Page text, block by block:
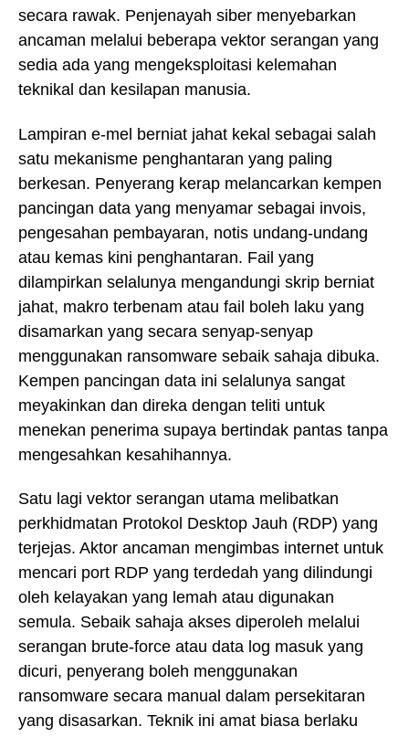
secara rawak. Penjenayah siber menyebarkan
ancaman melalui beberapa vektor serangan yang
sedia ada yang mengeksploitasi kelemahan
teknikal dan kesilapan manusia.
Lampiran e-mel berniat jahat kekal sebagai salah
satu mekanisme penghantaran yang paling
berkesan. Penyerang kerap melancarkan kempen
pancingan data yang menyamar sebagai invois,
pengesahan pembayaran, notis undang-undang
atau kemas kini penghantaran. Fail yang
dilampirkan selalunya mengandungi skrip berniat
jahat, makro terbenam atau fail boleh laku yang
disamarkan yang secara senyap-senyap
menggunakan ransomware sebaik sahaja dibuka.
Kempen pancingan data ini selalunya sangat
meyakinkan dan direka dengan teliti untuk
menekan penerima supaya bertindak pantas tanpa
mengesahkan kesahihannya.
Satu lagi vektor serangan utama melibatkan
perkhidmatan Protokol Desktop Jauh (RDP) yang
terjejas. Aktor ancaman mengimbas internet untuk
mencari port RDP yang terdedah yang dilindungi
oleh kelayakan yang lemah atau digunakan
semula. Sebaik sahaja akses diperoleh melalui
serangan brute-force atau data log masuk yang
dicuri, penyerang boleh menggunakan
ransomware secara manual dalam persekitaran
yang disasarkan. Teknik ini amat biasa berlaku